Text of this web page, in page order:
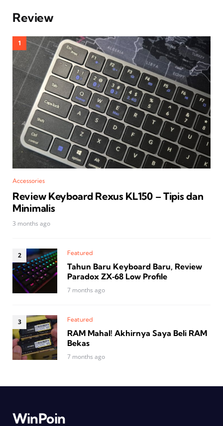
Review
Accessories
Review Keyboard Rexus KL150 – Tipis dan
Minimalis
3 months ago
Featured
Tahun Baru Keyboard Baru, Review
Paradox ZX‑68 Low Profile
7 months ago
Featured
RAM Mahal! Akhirnya Saya Beli RAM
Bekas
7 months ago
WinPoin